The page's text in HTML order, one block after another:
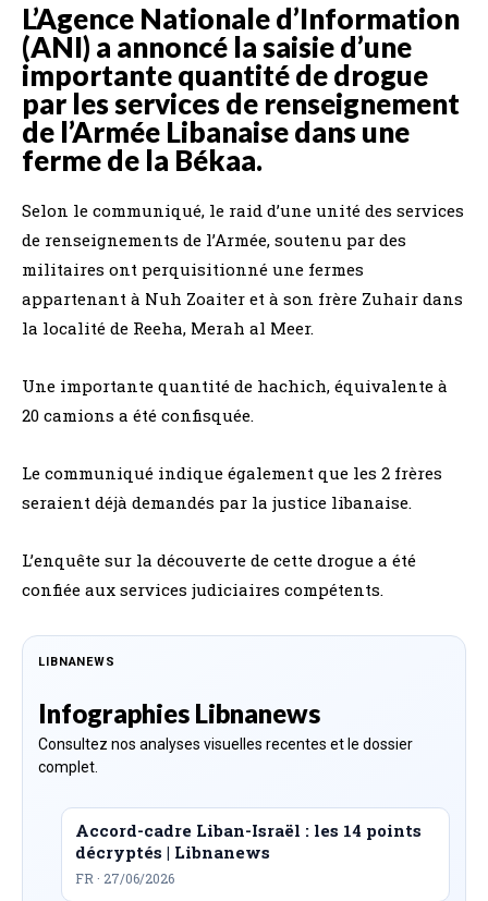
L’Agence Nationale d’Information
(ANI) a annoncé la saisie d’une
importante quantité de drogue
par les services de renseignement
de l’Armée Libanaise dans une
ferme de la Békaa.
Selon le communiqué, le raid d’une unité des services
de renseignements de l’Armée, soutenu par des
militaires ont perquisitionné une fermes
appartenant à Nuh Zoaiter et à son frère Zuhair dans
la localité de Reeha, Merah al Meer.
Une importante quantité de hachich, équivalente à
20 camions a été confisquée.
Le communiqué indique également que les 2 frères
seraient déjà demandés par la justice libanaise.
L’enquête sur la découverte de cette drogue a été
confiée aux services judiciaires compétents.
LIBNANEWS
Infographies Libnanews
Consultez nos analyses visuelles recentes et le dossier
complet.
Accord-cadre Liban-Israël : les 14 points
décryptés | Libnanews
FR · 27/06/2026